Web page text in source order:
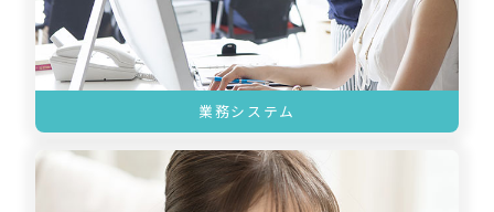
業務システム